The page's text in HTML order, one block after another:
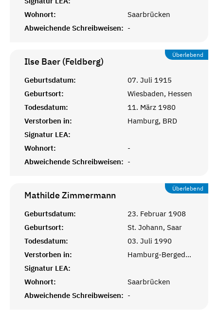
Wohnort:
Saarbrücken
Abweichende Schreibweisen: -
Überlebend
Ilse Baer (Feldberg)
Geburtsdatum:
07. Juli 1915
Geburtsort:
Wiesbaden, Hessen
Todesdatum:
11. März 1980
Verstorben in:
Hamburg, BRD
Signatur LEA:
Wohnort:
-
Abweichende Schreibweisen: -
Überlebend
MathildeZimmermann
Geburtsdatum:
23. Februar 1908
Geburtsort:
St. Johann, Saar
Todesdatum:
03. Juli 1990
Verstorben in:
Hamburg-Bergedorf
Signatur LEA:
Wohnort:
Saarbrücken
Abweichende Schreibweisen: -